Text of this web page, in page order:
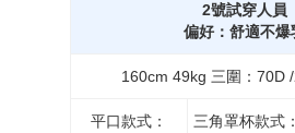
2號試穿人員
偏好：舒適不爆
160cm 49kg 三圍：70D
平口款式： 三角罩杯款式：